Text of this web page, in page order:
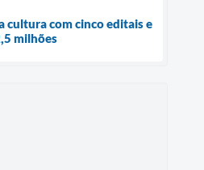
cultura com cinco editais e
milhões